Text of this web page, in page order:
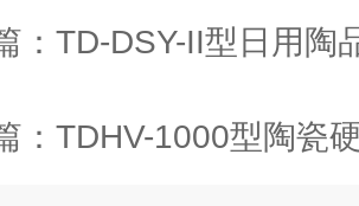
： TD-DSY-II型日用陶品渗
： TDHV-1000型陶瓷硬度